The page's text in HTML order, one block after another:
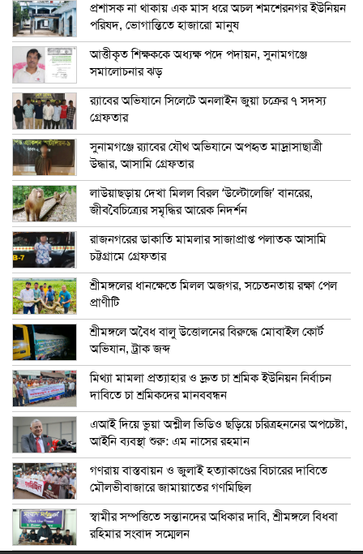
প্রশাসক না থাকায় এক মাস ধরে অচল শমশেরনগর ইউনিয়ন
পরিষদ, ভোগান্তিতে হাজারো মানুষ
আত্তীকৃত শিক্ষককে অধ্যক্ষ পদে পদায়ন, সুনামগঞ্জে
সমালোচনার ঝড়
র‍্যাবের অভিযানে সিলেটে অনলাইন জুয়া চক্রের ৭ সদস্য
গ্রেফতার
সুনামগঞ্জে র‍্যাবের যৌথ অভিযানে অপহৃত মাদ্রাসাছাত্রী
উদ্ধার, আসামি গ্রেফতার
লাউয়াছড়ায় দেখা মিলল বিরল ‘উল্টোলেজি’ বানরের,
জীববৈচিত্র্যের সমৃদ্ধির আরেক নিদর্শন
রাজনগরের ডাকাতি মামলার সাজাপ্রাপ্ত পলাতক আসামি
চট্টগ্রামে গ্রেফতার
শ্রীমঙ্গলের ধানক্ষেতে মিলল অজগর, সচেতনতায় রক্ষা পেল
প্রাণীটি
শ্রীমঙ্গলে অবৈধ বালু উত্তোলনের বিরুদ্ধে মোবাইল কোর্ট
অভিযান, ট্রাক জব্দ
মিথ্যা মামলা প্রত্যাহার ও দ্রুত চা শ্রমিক ইউনিয়ন নির্বাচন
দাবিতে চা শ্রমিকদের মানববন্ধন
এআই দিয়ে ভুয়া অশ্লীল ভিডিও ছড়িয়ে চরিত্রহননের অপচেষ্টা,
আইনি ব্যবস্থা শুরু: এম নাসের রহমান
গণরায় বাস্তবায়ন ও জুলাই হত্যাকাণ্ডের বিচারের দাবিতে
মৌলভীবাজারে জামায়াতের গণমিছিল
স্বামীর সম্পত্তিতে সন্তানদের অধিকার দাবি, শ্রীমঙ্গলে বিধবা
রহিমার সংবাদ সম্মেলন